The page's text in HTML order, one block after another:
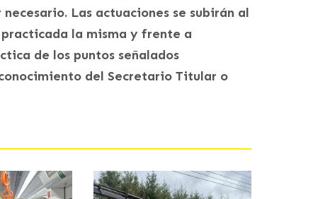
Las actuaciones se subirán al
la misma y frente a
de los puntos señalados
del Secretario Titular o